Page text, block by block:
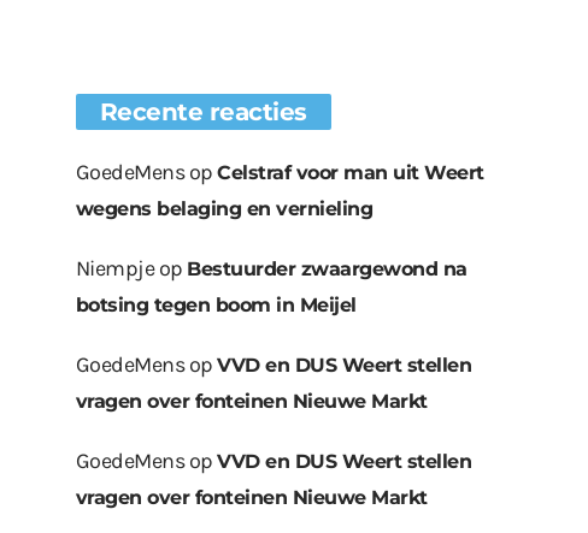
Recente reacties
GoedeMensopCelstraf voor man uit Weert
wegens belaging en vernieling
Niempjeop Bestuurder zwaargewond na
botsing tegen boom in Meijel
GoedeMensopVVD en DUS Weert stellen
vragen over fonteinen Nieuwe Markt
GoedeMensopVVD en DUS Weert stellen
vragen over fonteinen Nieuwe Markt